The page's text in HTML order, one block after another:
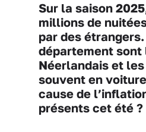
Sur la saison
millions de
par des
département
Néerlandais et
souvent en
cause de
présents cet été ?